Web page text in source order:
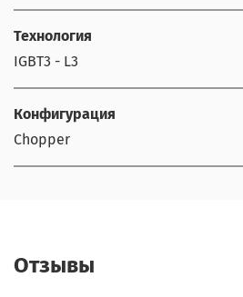
Технология
IGBT3 - L3
Конфигурация
Chopper
Отзывы